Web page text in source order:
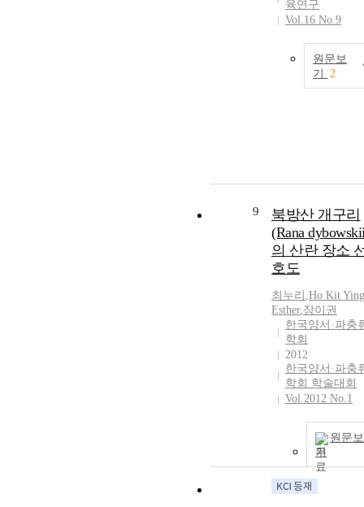
육연구
Vol.16 No.9
원문보
기
2
9
북방산 개구리
(Rana
의 산란 장소
호도
최 누리 ,Ho Kit Ying
Esther,장이권
한국양서·파충
학회
2012
한국양서·파충
학회 학술대회
Vol.2012 No.1
원문보
기